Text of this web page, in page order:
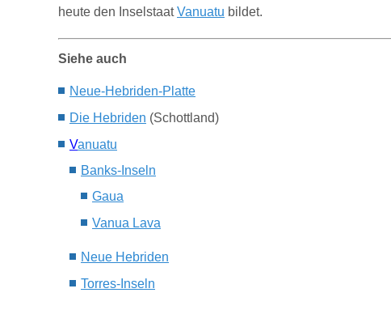
heute den InselstaatVanuatu bildet.
Siehe auch
Neue-Hebriden-P latte
Die Hebriden (Schottland)
Vanuatu
Banks-Inseln
Gaua
Vanua Lava
Neue Hebriden
Torres-Inseln